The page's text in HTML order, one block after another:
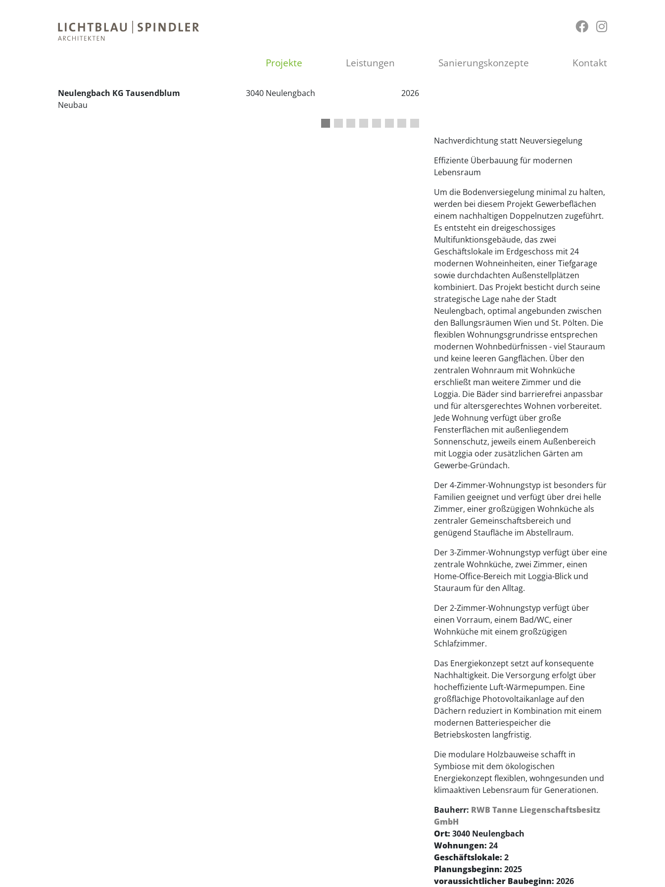
Projekte Leistungen Sanierungskonzepte Kontakt
Neulengbach KG Tausendblum
Neubau
3040 Neulengbach 2026
Nachverdichtung statt Neuversiegelung
Effiziente Überbauung für modernen
Lebensraum
Um die Bodenversiegelung minimal zu halten,
werden bei diesem Projekt Gewerbeflächen
einem nachhaltigen Doppelnutzen zugeführt.
Es entsteht ein dreigeschossiges
Multifunktionsgebäude, das zwei
Geschäftslokale im Erdgeschoss mit 24
modernen Wohneinheiten, einer Tiefgarage
sowie durchdachten Außenstellplätzen
kombiniert. Das Projekt besticht durch seine
strategische Lage nahe der Stadt
Neulengbach, optimal angebunden zwischen
den Ballungsräumen Wien und St. Pölten. Die
flexiblen Wohnungsgrundrisse entsprechen
modernen Wohnbedürfnissen - viel Stauraum
und keine leeren Gangflächen. Über den
zentralen Wohnraum mit Wohnküche
erschließt man weitere Zimmer und die
Loggia. Die Bäder sind barrierefrei anpassbar
und für altersgerechtes Wohnen vorbereitet.
Jede Wohnung verfügt über große
Fensterflächen mit außenliegendem
Sonnenschutz, jeweils einem Außenbereich
mit Loggia oder zusätzlichen Gärten am
Gewerbe-Gründach.
Der 4-Zimmer-Wohnungstyp ist besonders für
Familien geeignet und verfügt über drei helle
Zimmer, einer großzügigen Wohnküche als
zentraler Gemeinschaftsbereich und
genügend Staufläche im Abstellraum.
Der 3-Zimmer-Wohnungstyp verfügt über eine
zentrale Wohnküche, zwei Zimmer, einen
Home-Office-Bereich mit Loggia-Blick und
Stauraum für den Alltag.
Der 2-Zimmer-Wohnungstyp verfügt über
einen Vorraum, einem Bad/WC, einer
Wohnküche mit einem großzügigen
Schlafzimmer.
Das Energiekonzept setzt auf konsequente
Nachhaltigkeit. Die Versorgung erfolgt über
hocheffiziente Luft-Wärmepumpen. Eine
großflächige Photovoltaikanlage auf den
Dächern reduziert in Kombination mit einem
modernen Batteriespeicher die
Betriebskosten langfristig.
Die modulare Holzbauweise schafft in
Symbiose mit dem ökologischen
Energiekonzept flexiblen, wohngesunden und
klimaaktiven Lebensraum für Generationen.
Bauherr: RWB Tanne Liegenschaftsbesitz
GmbH
Ort: 3040 Neulengbach
Wohnungen: 24
Geschäftslokale: 2
Planungsbeginn: 2025
voraussichtlicher Baubeginn: 2026